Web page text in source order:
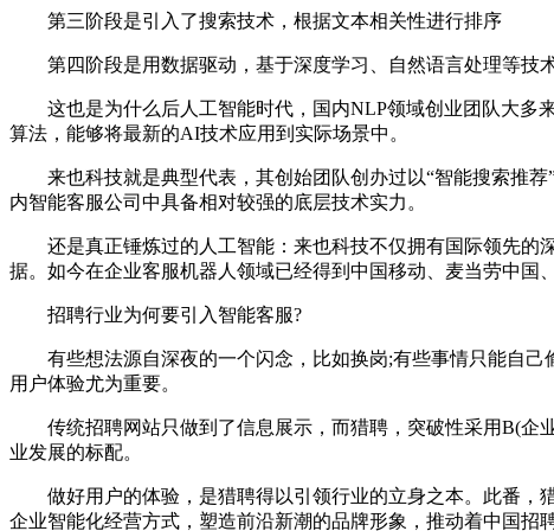
第三阶段是引入了搜索技术，根据文本相关性进行排序
第四阶段是用数据驱动，基于深度学习、自然语言处理等技
这也是为什么后人工智能时代，国内NLP领域创业团队大多
算法，能够将最新的AI技术应用到实际场景中。
来也科技就是典型代表，其创始团队创办过以“智能搜索推荐”
内智能客服公司中具备相对较强的底层技术实力。
还是真正锤炼过的人工智能：来也科技不仅拥有国际领先的
据。如今在企业客服机器人领域已经得到中国移动、麦当劳中国
招聘行业为何要引入智能客服?
有些想法源自深夜的一个闪念，比如换岗;有些事情只能自己
用户体验尤为重要。
传统招聘网站只做到了信息展示，而猎聘，突破性采用B(企业
业发展的标配。
做好用户的体验，是猎聘得以引领行业的立身之本。此番，猎
企业智能化经营方式，塑造前沿新潮的品牌形象，推动着中国招